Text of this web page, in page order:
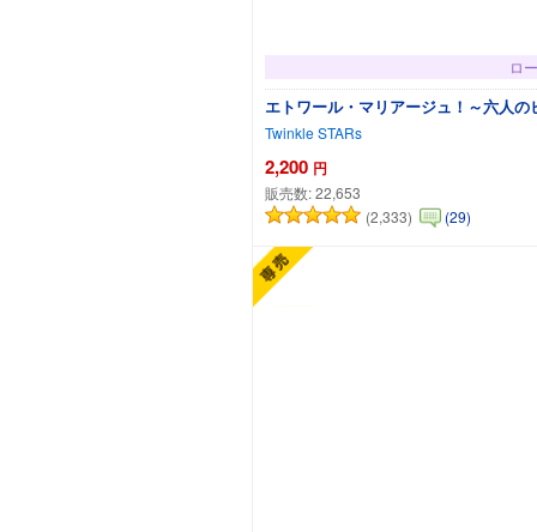
ロ
エトワール・マリアージュ！～六人
Twinkle STARs
2,200 円
販売数:22,653
(2,333)
(29)